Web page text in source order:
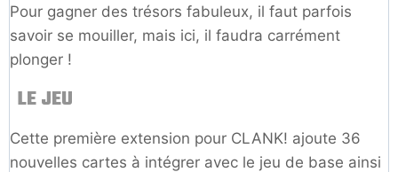
Pour gagner des trésors fabuleux, il faut parfois
savoir se mouiller, mais ici, il faudra carrément
plonger !
LE JEU
Cette première extension pour CLANK! ajoute 36
nouvelles cartes à intégrer avec le jeu de base ainsi